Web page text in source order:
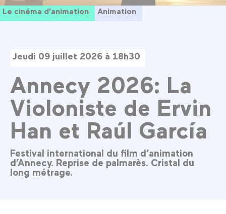
Le cinéma d'animation Animation
Jeudi 09 juillet 2026 à 18h30
Annecy 2026: La
Violoniste de Ervin
Han et Raúl García
Festival international du film d’animation
d’Annecy. Reprise de palmarès. Cristal du
long métrage.